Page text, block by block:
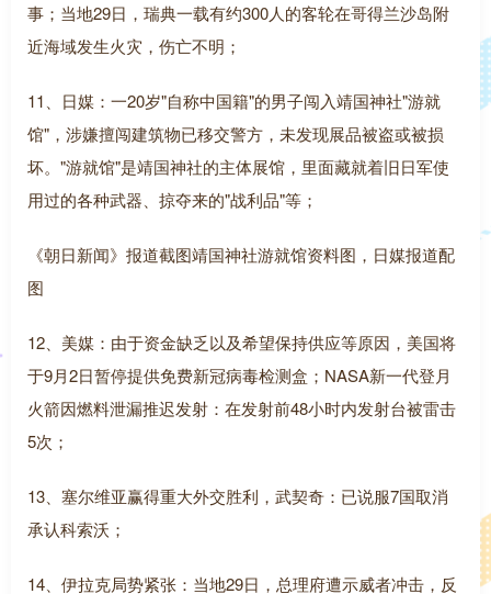
事；当地29日，瑞典一载有约300人的客轮在哥得兰沙岛附
近海域发生火灾，伤亡不明；
11、日媒：一20岁"自称中国籍"的男子闯入靖国神社"游就
馆"，涉嫌擅闯建筑物已移交警方，未发现展品被盗或被损
坏。"游就馆"是靖国神社的主体展馆，里面藏就着旧日军使
用过的各种武器、掠夺来的"战利品"等；
《朝日新闻》报道截图靖国神社游就馆资料图，日媒报道配
图
12、美媒：由于资金缺乏以及希望保持供应等原因，美国将
于9月2日暂停提供免费新冠病毒检测盒；NASA新一代登月
火箭因燃料泄漏推迟发射：在发射前48小时内发射台被雷击
5次；
13、塞尔维亚赢得重大外交胜利，武契奇：已说服7国取消
承认科索沃；
14、伊拉克局势紧张：当地29日，总理府遭示威者冲击，反